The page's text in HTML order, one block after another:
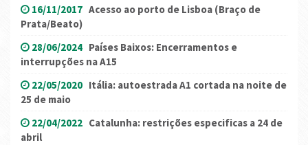
16/11/2017 Acesso ao porto de Lisboa (Braço de
Prata/Beato)
28/06/2024 Países Baixos: Encerramentos e
interrupções na A15
22/05/2020 Itália: autoestrada A1 cortada na noite de
25 de maio
22/04/2022 Catalunha: restrições especificas a 24 de
abril